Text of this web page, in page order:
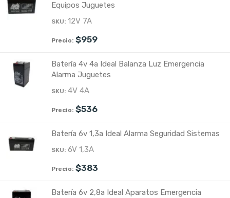
Equipos Juguetes
12V 7A
$959
Batería 4v 4a Ideal Balanza Luz Emergencia
Alarma Juguetes
4V 4A
$536
Batería 6v 1,3a Ideal Alarma Seguridad Sistemas
6V 1,3A
$383
Batería 6v 2,8a Ideal Aparatos Emergencia